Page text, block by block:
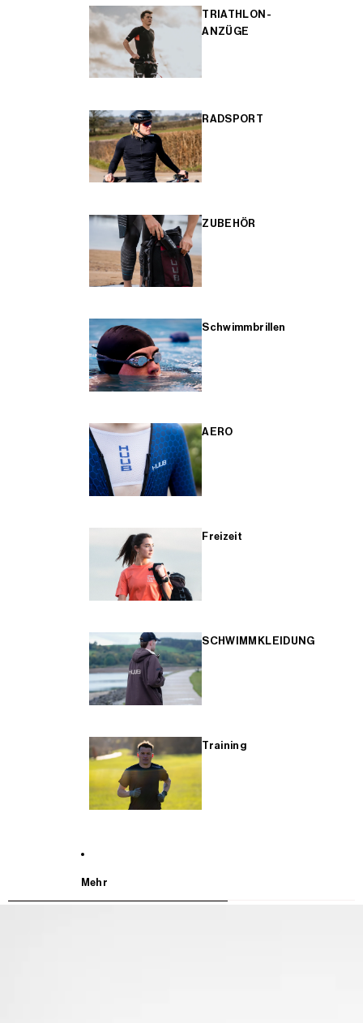
TRIATHLON-
ANZÜGE
RADSPORT
ZUBEHÖR
Schwimmbrillen
AERO
Freizeit
SCHWIMMKLEIDUNG
Training
Mehr
WEITER ZU DEN PRODUKTINFORMATIONEN